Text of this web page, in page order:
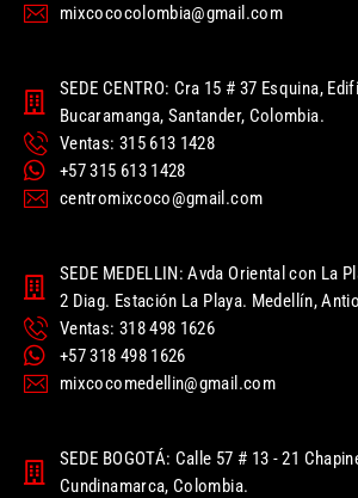
mixcococolombia@gmail.com
SEDE CENTRO: Cra 15 # 37 Esquina,
Bucaramanga, Santander, Colombia.
Ventas: 315 613 1428
+57 315 613 1428
centromixcoco@gmail.com
SEDE MEDELLIN: Avda Oriental con La
2 Diag. Estación La Playa. Medellín,
Ventas: 318 498 1626
+57 318 498 1626
mixcocomedellin@gmail.com
SEDE BOGOTÁ: Calle 57 # 13 - 21
Cundinamarca, Colombia.